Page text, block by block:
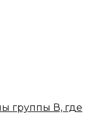
группы В, где